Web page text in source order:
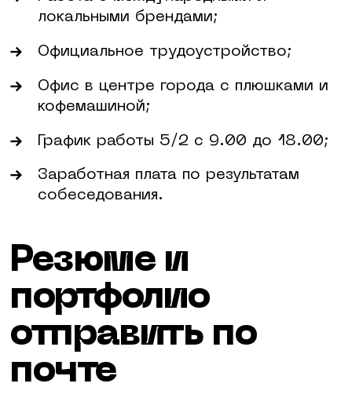
локальными брендами;
Официальное трудоустройство;
Офис в центре города с плюшками и
кофемашиной;
График работы 5/2 с 9.00 до 18.00;
Заработная плата по результатам
собеседования.
Резюме и
портфолио
отправить по
почте